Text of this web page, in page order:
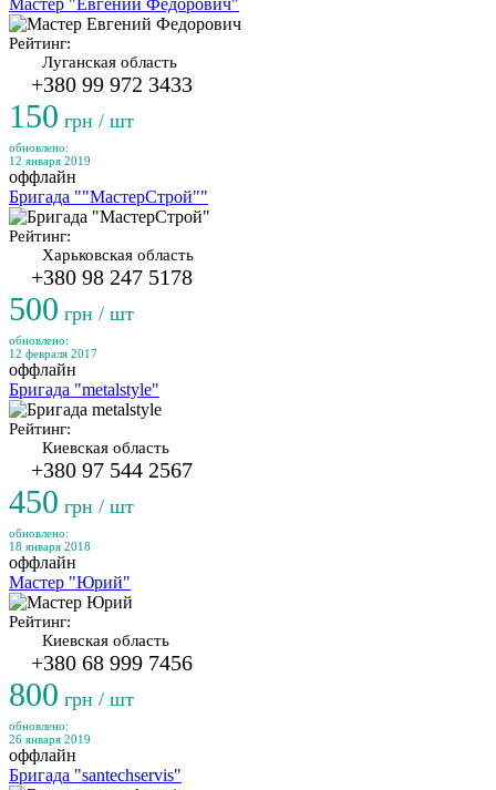
Мастер "Евгений Федорович"
Рейтинг:
Луганская область
+380 99 972 3433
150 грн / шт
обновлено:
12 января 2019
оффлайн
Бригада ""МастерСтрой""
Рейтинг:
Харьковская область
+380 98 247 5178
500 грн / шт
обновлено:
12 февраля 2017
оффлайн
Бригада "metalstyle"
Рейтинг:
Киевская область
+380 97 544 2567
450 грн / шт
обновлено:
18 января 2018
оффлайн
Мастер "Юрий"
Рейтинг:
Киевская область
+380 68 999 7456
800 грн / шт
обновлено:
26 января 2019
оффлайн
Бригада "santechservis"